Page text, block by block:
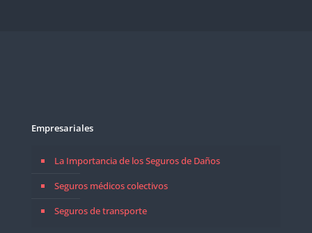
Empresariales
La Importancia de los Seguros de Daños
Seguros médicos colectivos
Seguros de transporte